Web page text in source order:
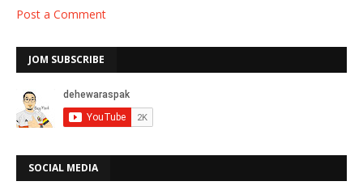
Post a Comment
JOM SUBSCRIBE
SOCIAL MEDIA